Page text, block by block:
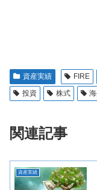
資産実績 FIRE
投資
株式
関連記事
資産実績